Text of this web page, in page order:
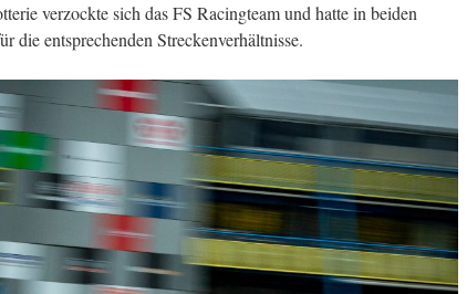
verzockte sich das FS Racingteam und hatte in beiden
die entsprechenden Streckenverhältnisse.